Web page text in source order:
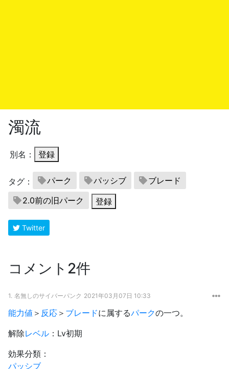
濁流
別名： 登録
タグ： パーク パッシブ
ブレード
2.0前の旧パーク
登録
Twitter
コメント2件
1. 名無しのサイバーパンク 2021年03月07日 10:33
能力値 ＞ 反応 ＞ ブレードに属するパークの一つ。
解除レベル ：Lv初期
効果分類：
パッシブ